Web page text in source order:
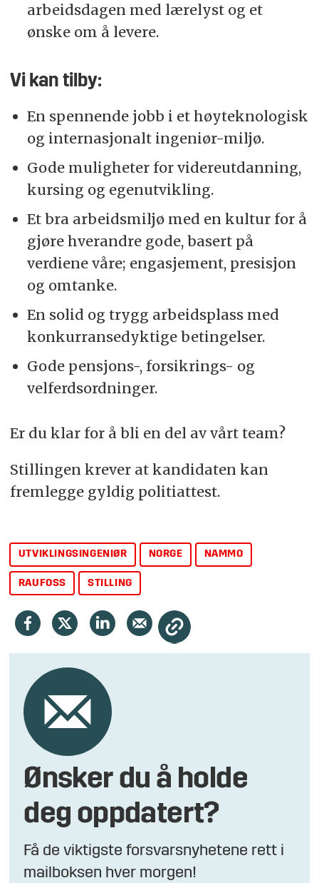
arbeidsdagen med lærelyst og et
ønske om å levere.
Vi kan tilby:
En spennende jobb i et høyteknologisk
og internasjonalt ingeniør-miljø.
Gode muligheter for videreutdanning,
kursing og egenutvikling.
Et bra arbeidsmiljø med en kultur for å
gjøre hverandre gode, basert på
verdiene våre; engasjement, presisjon
og omtanke.
En solid og trygg arbeidsplass med
konkurransedyktige betingelser.
Gode pensjons-, forsikrings- og
velferdsordninger.
Er du klar for å bli en del av vårt team?
Stillingen krever at kandidaten kan
fremlegge gyldig politiattest.
UTVIKLINGSINGENIØR NORGE NAMMO
RAUFOSS STILLING
Ønsker du å holde
deg oppdatert?
Få de viktigste forsvarsnyhetene rett i
mailboksen hver morgen!